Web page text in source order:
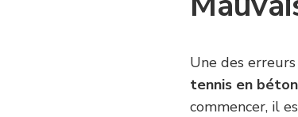
Une des
tennis en
commencer, il